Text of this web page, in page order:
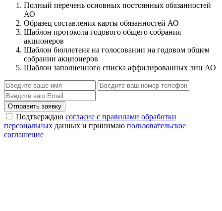
Полный перечень основных постоянных обазанностей
АО
Образец составления карты обязанностей АО
Шаблон протокола годового общего собрания
акционеров
Шаблон бюллетеня на голосовании на годовом общем
собрании акционеров
Шаблон заполненного списка аффилированных лиц АО
Отправить заявку
Подтверждаю согласие с правилами обработки
персональных данных и принимаю пользовательское
соглашение